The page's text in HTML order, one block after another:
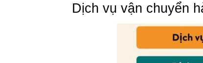
Dịch vụ vận chuyển